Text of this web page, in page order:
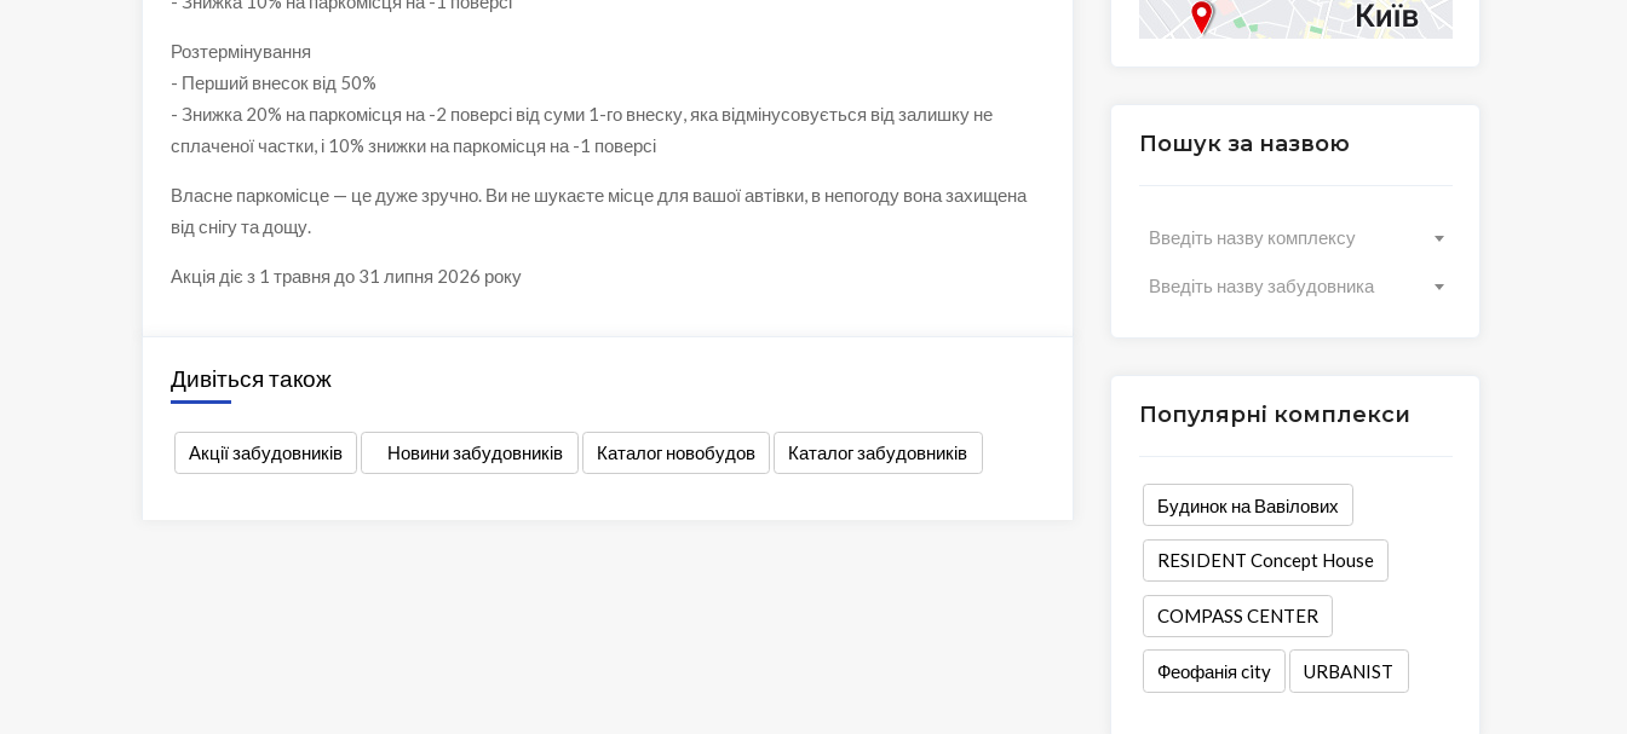
Розтермінування
- Перший внесок від 50%
- Знижка 20% на паркомісця на -2 поверсі від суми 1-го внеску, яка відмінусовується від залишку не
сплаченої частки, і 10% знижки на паркомісця на -1 поверсі
Власне паркомісце — це дуже зручно. Ви не шукаєте місце для вашої автівки, в непогоду вона захищена
від снігу та дощу.
Акція діє з 1 травня до 31 липня 2026 року
Дивіться також
Акції забудовників Новини забудовників Каталог новобудов Каталог забудовників
Пошук за назвою
Введіть назву комплексу
Введіть назву забудовника
Популярні комплекси
Будинок на Вавілових
RESIDENT Concept House
COMPASS CENTER
Феофанія city URBANIST